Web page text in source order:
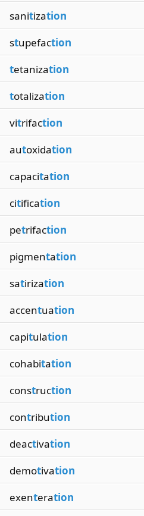
sanitization
stupefaction
tetanization
totalization
vitrifaction
autoxidation
capacitation
citification
petrifaction
pigmentation
satirization
accentuation
capitulation
cohabitation
construction
contribution
deactivation
demotivation
exenteration